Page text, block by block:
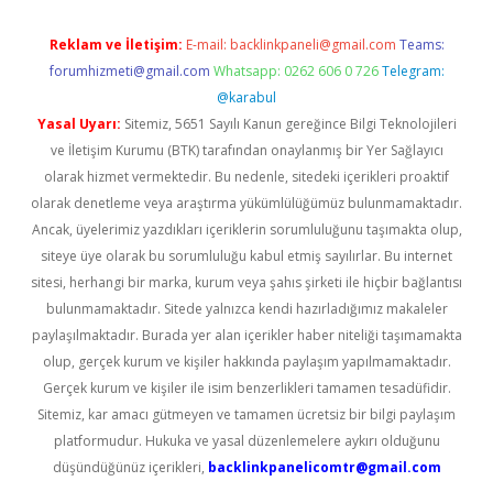
Reklam ve İletişim: E-mail: backlinkpaneli@gmail.com Teams:
forumhizmeti@gmail.com Whatsapp: 0262 606 0 726 Telegram:
@karabul
Yasal Uyarı: Sitemiz, 5651 Sayılı Kanun gereğince Bilgi Teknolojileri
ve İletişim Kurumu (BTK) tarafından onaylanmış bir Yer Sağlayıcı
olarak hizmet vermektedir. Bu nedenle, sitedeki içerikleri proaktif
olarak denetleme veya araştırma yükümlülüğümüz bulunmamaktadır.
Ancak, üyelerimiz yazdıkları içeriklerin sorumluluğunu taşımakta olup,
siteye üye olarak bu sorumluluğu kabul etmiş sayılırlar. Bu internet
sitesi, herhangi bir marka, kurum veya şahıs şirketi ile hiçbir bağlantısı
bulunmamaktadır. Sitede yalnızca kendi hazırladığımız makaleler
paylaşılmaktadır. Burada yer alan içerikler haber niteliği taşımamakta
olup, gerçek kurum ve kişiler hakkında paylaşım yapılmamaktadır.
Gerçek kurum ve kişiler ile isim benzerlikleri tamamen tesadüfidir.
Sitemiz, kar amacı gütmeyen ve tamamen ücretsiz bir bilgi paylaşım
platformudur. Hukuka ve yasal düzenlemelere aykırı olduğunu
düşündüğünüz içerikleri, backlinkpanelicomtr@gmail.com